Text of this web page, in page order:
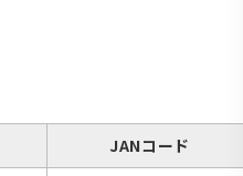
JANコード